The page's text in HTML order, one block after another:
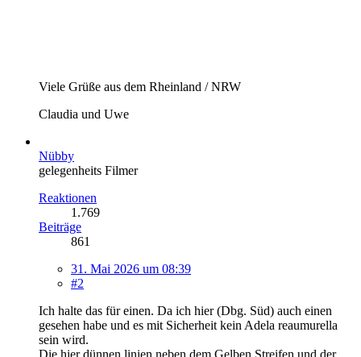
Viele Grüße aus dem Rheinland / NRW
Claudia und Uwe
Nübby
gelegenheits Filmer
Reaktionen
1.769
Beiträge
861
31. Mai 2026 um 08:39
#2
Ich halte das für einen. Da ich hier (Dbg. Süd) auch einen
gesehen habe und es mit Sicherheit kein Adela reaumurella
sein wird.
Die hier dünnen linien neben dem Gelben Streifen und der